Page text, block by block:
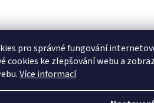
pro správné fungování
cookies ke zlepšování webu a
Více informací